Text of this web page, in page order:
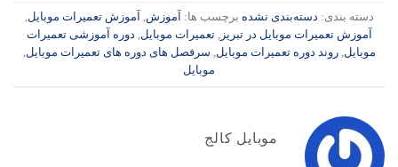
دسته بندی: دسته‌بندی نشده برچسب ها: آموزش, آموزش تعمیرات موبایل,
آموزش تعمیرات موبایل در تبریز,تعمیرات موبایل, دوره آموزشی تعمیرات
موبایل,روند دوره تعمیرات موبایل, سرفصل های دوره های تعمیرات موبایل,
موبایل
موبایل کالج